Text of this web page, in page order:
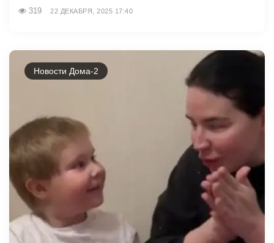
319 22 ДЕКАБРЯ, 2025 17:40
Новости Дома-2